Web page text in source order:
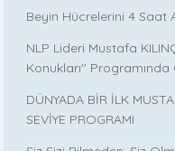
Beyin Hücrelerini 4 Saat
NLP Lideri Mustafa
Konukları'' Programında
DÜNYADA BİR İLK
SEVİYE PROGRAMI